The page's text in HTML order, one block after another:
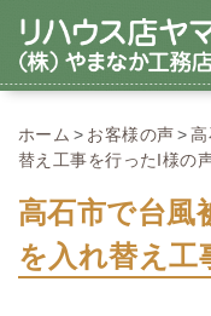
ホーム お客様の声
替え工事を行ったI様の
高石市で台風
を入れ替え